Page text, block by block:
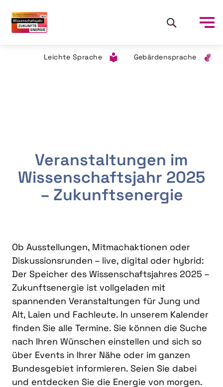
Leichte Sprache Gebärdensprache
Veranstaltungen im
Wissenschaftsjahr 2025
– Zukunftsenergie
Ob Ausstellungen, Mitmachaktionen oder
Diskussionsrunden – live, digital oder hybrid:
Der Speicher des Wissenschaftsjahres 2025 –
Zukunftsenergie ist vollgeladen mit
spannenden Veranstaltungen für Jung und
Alt, Laien und Fachleute. In unserem Kalender
finden Sie alle Termine. Sie können die Suche
nach Ihren Wünschen einstellen und sich so
über Events in Ihrer Nähe oder im ganzen
Bundesgebiet informieren. Seien Sie dabei
und entdecken Sie die Energie von morgen.